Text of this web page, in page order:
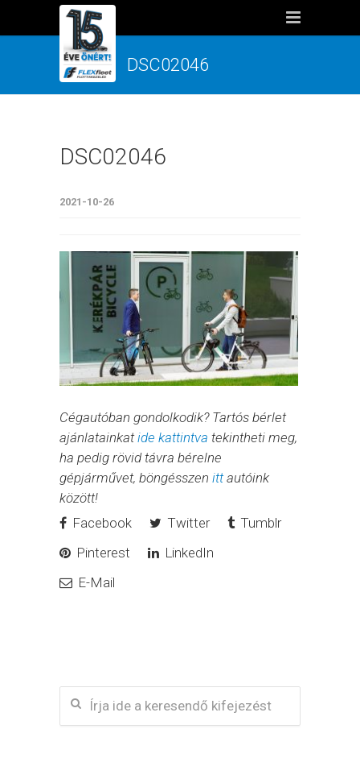
DSC02046
DSC02046
2021-10-26
Cégautóban gondolkodik? Tartós bérlet
ajánlatainkatide kattintva tekintheti meg,
ha pedig rövid távra bérelne
gépjárművet, böngésszen ittautóink
között!
Facebook
Twitter
Tumblr
Pinterest
LinkedIn
E-Mail